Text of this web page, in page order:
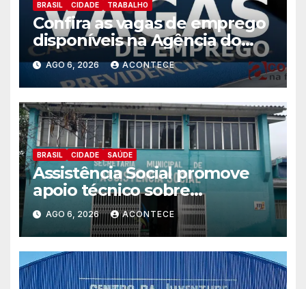
BRASIL CIDADE TRABALHO
Confira as vagas de emprego
disponíveis na Agência do
Trabalhador
AGO 6, 2026 ACONTECE
BRASIL CIDADE SAÚDE
Assistência Social promove
apoio técnico sobre
preparação e resposta a
situações de emergência e
calamidade pública
AGO 6, 2026 ACONTECE